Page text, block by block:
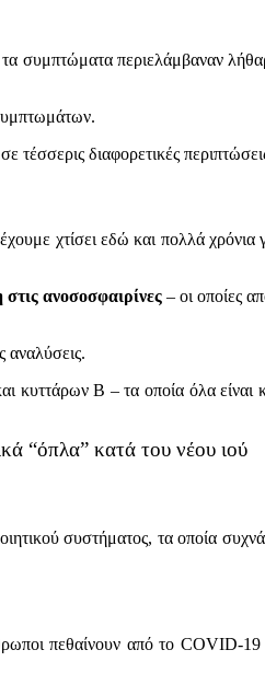
συμπτώματα περιελάμβαναν
τέσσερις διαφορετικές
χτίσει εδώ και πολλά
ανοσοσφαιρίνες– οι οποίες
αναλύσεις.
Β – τα οποία όλα είναι
“όπλα” κατά του νέου ιού
συστήματος, τα οποία
πεθαίνουν από το COVID-